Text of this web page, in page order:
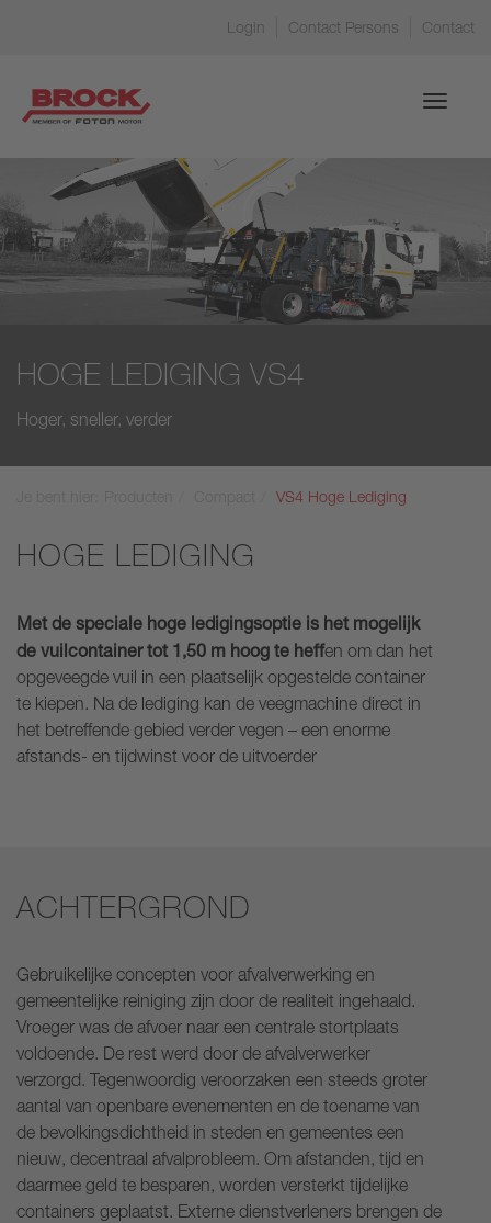
Login Contact Persons Contact
Toggle
HOGE LEDIGING VS4
Hoger, sneller, verder
VS4 Hoge Lediging
HOGE LEDIGING
Met de speciale hoge ledigingsoptie is het mogelijk
de vuilcontainer tot 1,50 m hoog te heffen om dan het
opgeveegde vuil in een plaatselijk opgestelde container
te kiepen. Na de lediging kan de veegmachine direct in
het betreffende gebied verder vegen – een enorme
afstands- en tijdwinst voor de uitvoerder
ACHTERGROND
Gebruikelijke concepten voor afvalverwerking en
gemeentelijke reiniging zijn door de realiteit ingehaald.
Vroeger was de afvoer naar een centrale stortplaats
voldoende. De rest werd door de afvalverwerker
verzorgd. Tegenwoordig veroorzaken een steeds groter
aantal van openbare evenementen en de toename van
de bevolkingsdichtheid in steden en gemeentes een
nieuw, decentraal afvalprobleem. Om afstanden, tijd en
daarmee geld te besparen, worden versterkt tijdelijke
containers geplaatst. Externe dienstverleners brengen de